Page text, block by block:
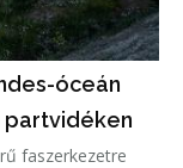
óceán
faszerkezetre